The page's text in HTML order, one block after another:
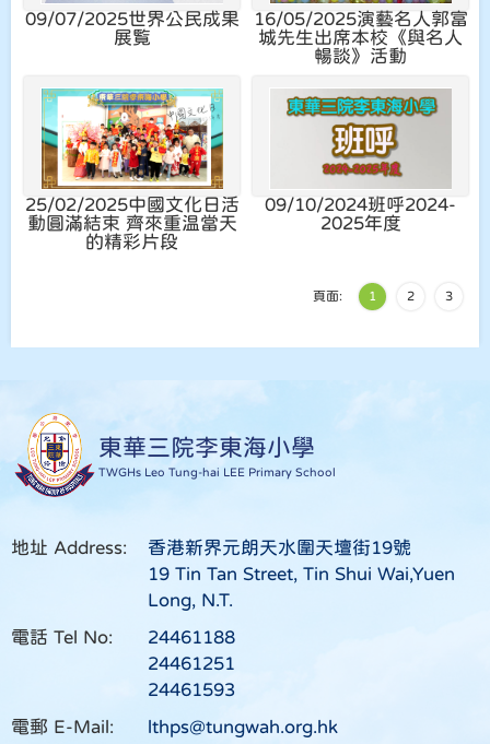
09/07/2025世界公民成果
展覧
16/05/2025演藝名人郭富
城先生出席本校《與名人
暢談》活動
25/02/2025中國文化日活
動圓滿結束 齊來重温當天
的精彩片段
09/10/2024班呼2024-
2025年度
頁面: 1 2 3
東華三院李東海小學
TWGHs Leo Tung-hai LEE Primary School
地址 Address:
香港新界元朗天水圍天壇街19號
19 Tin Tan Street, Tin Shui Wai,Yuen
Long, N.T.
電話 Tel No:
24461188
24461251
24461593
電郵 E-Mail:
lthps@tungwah.org.hk